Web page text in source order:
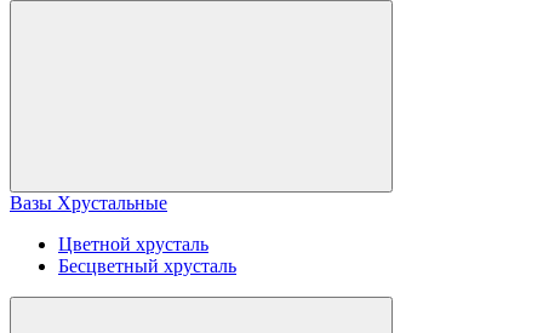
Вазы Хрустальные
Цветной хрусталь
Бесцветный хрусталь